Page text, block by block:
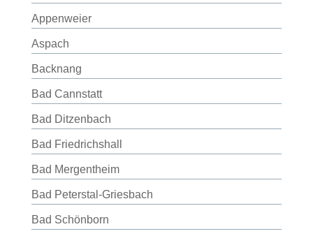
Appenweier
Aspach
Backnang
Bad Cannstatt
Bad Ditzenbach
Bad Friedrichshall
Bad Mergentheim
Bad Peterstal-Griesbach
Bad Schönborn